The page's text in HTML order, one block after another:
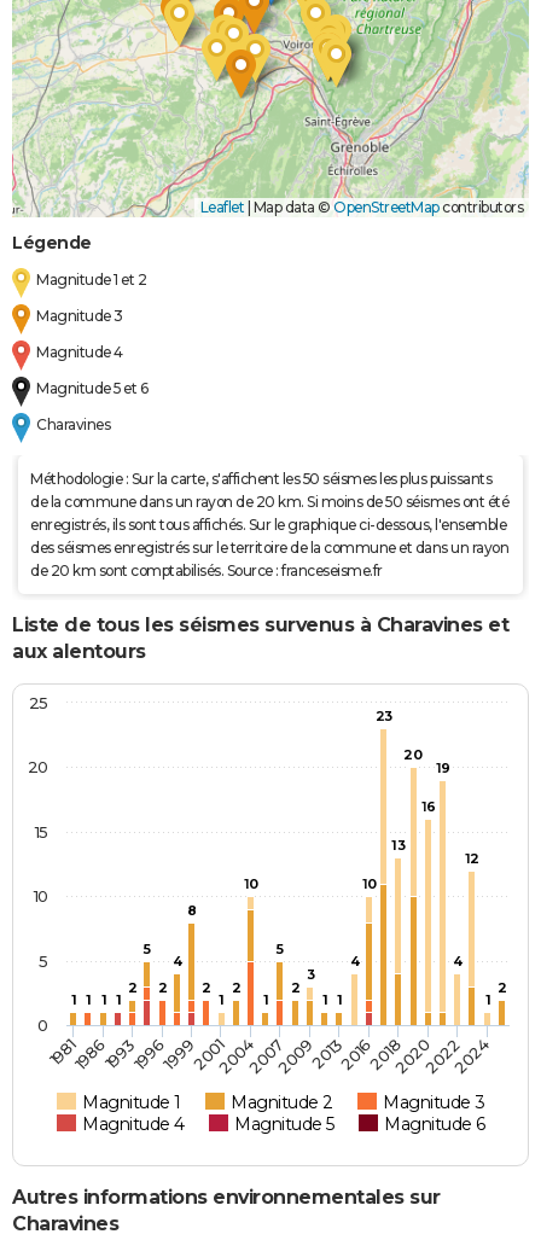
Leaflet | Map data ©OpenStreetMapcontributors
Légende
Magnitude 1 et 2
Magnitude 3
Magnitude 4
Magnitude 5 et 6
Charavines
Méthodologie : Sur la carte, s'affichent les 50 séismes les plus puissants
de la commune dans un rayon de 20 km. Si moins de 50 séismes ont été
enregistrés, ils sont tous affichés. Sur le graphique ci-dessous, l'ensemble
des séismes enregistrés sur le territoire de la commune et dans un rayon
de 20 km sont comptabilisés. Source : franceseisme.fr
Liste de tous les séismes survenus à Charavines et
aux alentours
1 1 1 1
2
5
2
4
8
2
1
2
10
1
5
2
3
1 1
4
10
23
13
20
16
19
4
12
1
2
Magnitude 1 Magnitude 2
Magnitude 3
Magnitude 4
Magnitude 5 Magnitude 6
198119861993199619992001200420072009201320162018202020222024
0
5
10
15
20
25
Autres informations environnementales sur
Charavines